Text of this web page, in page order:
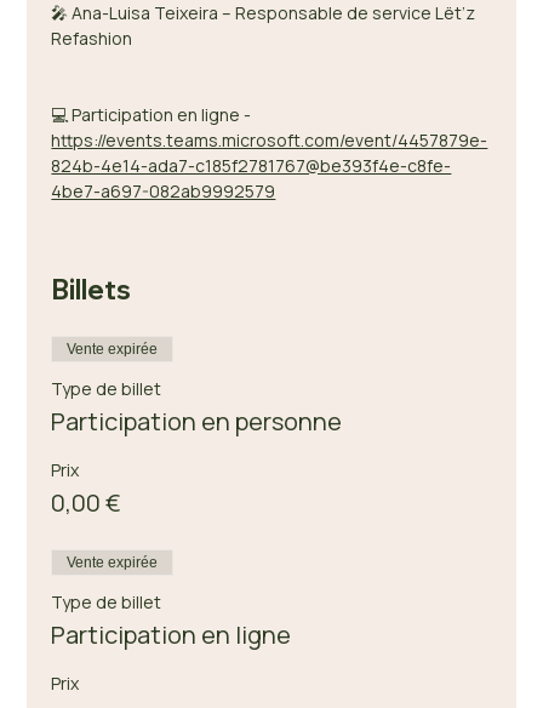
🎤 Ana-Luisa Teixeira – Responsable de service Lët’z
Refashion
💻 Participation en ligne -
https://events.teams.microsoft.com/event/4457879e-
824b-4e14-ada7-c185f2781767@be393f4e-c8fe-
4be7-a697-082ab9992579
Billets
Vente expirée
Type de billet
Participation en personne
Prix
0,00 €
Vente expirée
Type de billet
Participation en ligne
Prix